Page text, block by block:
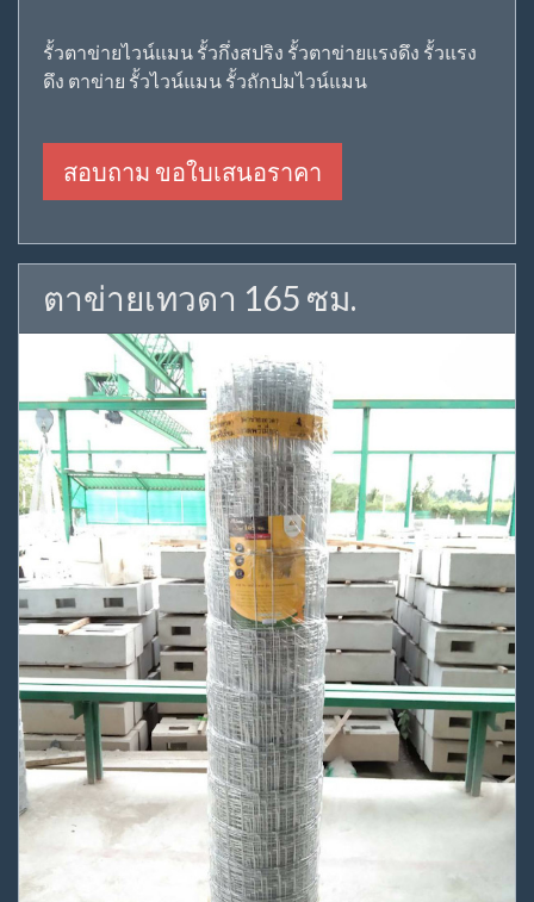
รั้วตาข่ายไวน์แมน รั้วกึ่งสปริง รั้วตาข่ายแรงดึง รั้วแรง
ดึง ตาข่าย รั้วไวน์แมน รั้วถักปมไวน์แมน
สอบถาม ขอใบเสนอราคา
ตาข่ายเทวดา 165 ซม.